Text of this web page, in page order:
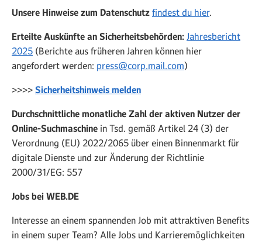
Unsere Hinweise zum Datenschutz findest du hier.
Erteilte Auskünfte an Sicherheitsbehörden: Jahresbericht
2025 (Berichte aus früheren Jahren können hier
angefordert werden: press@corp.mail.com)
>>>> Sicherheitshinweis melden
Durchschnittliche monatliche Zahl der aktiven Nutzer der
Online-Suchmaschine in Tsd. gemäß Artikel 24 (3) der
Verordnung (EU) 2022/2065 über einen Binnenmarkt für
digitale Dienste und zur Änderung der Richtlinie
2000/31/EG: 557
Jobs bei WEB.DE
Interesse an einem spannenden Job mit attraktiven Benefits
in einem super Team? Alle Jobs und Karrieremöglichkeiten